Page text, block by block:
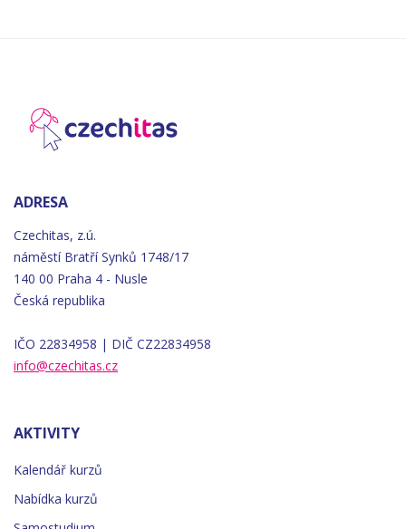
ADRESA
Czechitas, z.ú.
náměstí Bratří Synků 1748/17
140 00 Praha 4 - Nusle
Česká republika
IČO 22834958 | DIČ CZ22834958
info@czechitas.cz
AKTIVITY
Kalendář kurzů
Nabídka kurzů